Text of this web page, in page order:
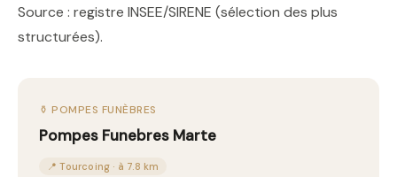
Source : registre INSEE/SIRENE (sélection des plus
structurées).
⚱️ POMPES FUNÈBRES
Pompes Funebres Marte
📍 Tourcoing · à 7.8 km